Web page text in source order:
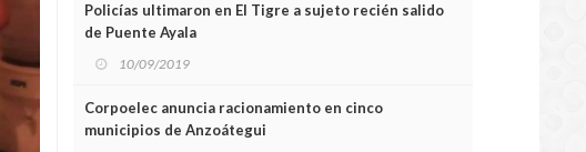
Policías ultimaron en El Tigre a sujeto recién salido
de Puente Ayala
10/09/2019
Corpoelec anuncia racionamiento en cinco
municipios de Anzoátegui